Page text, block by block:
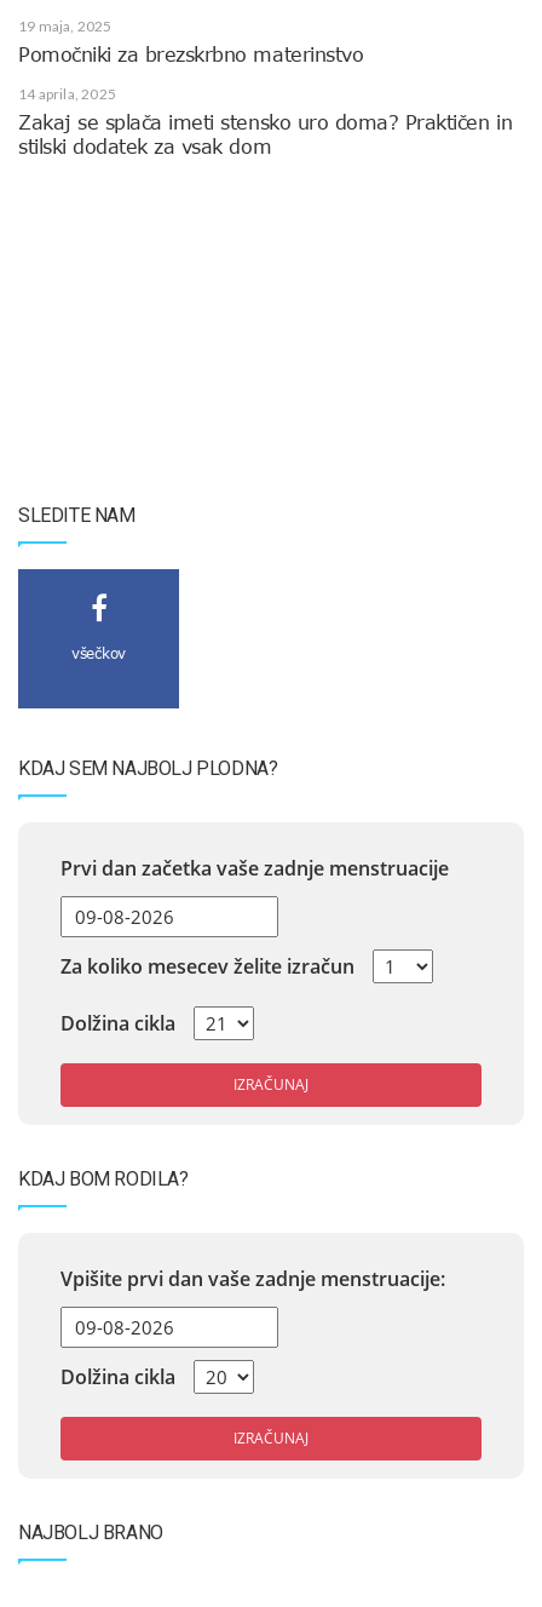
19 maja, 2025
Pomočniki za brezskrbno materinstvo
14 aprila, 2025
Zakaj se splača imeti stensko uro doma? Praktičen in
stilski dodatek za vsak dom
SLEDITE NAM
všečkov
KDAJ SEM NAJBOLJ PLODNA?
Prvi dan začetka vaše zadnje menstruacije
Za koliko mesecev želite izračun
Dolžina cikla
IZRAČUNAJ
KDAJ BOM RODILA?
Vpišite prvi dan vaše zadnje menstruacije:
Dolžina cikla
IZRAČUNAJ
NAJBOLJ BRANO